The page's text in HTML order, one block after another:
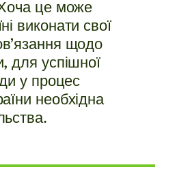
це може
виконати свої
щодо
для успішної
у процес
необхідна